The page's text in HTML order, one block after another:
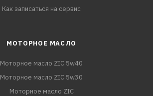
Как записаться на сервис
МОТОРНОЕ МАСЛО
Моторное масло ZIC 5w40
Моторное масло ZIC 5w30
Моторное масло ZIC